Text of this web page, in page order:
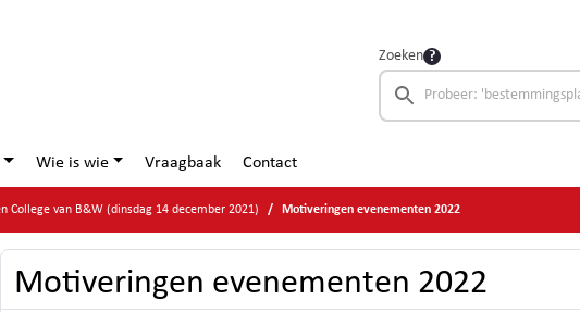
Zoeken
Wie is wie Vraagbaak Contact
College van B&W (dinsdag 14 december 2021) Motiveringen evenementen 2022
Motiveringen evenementen 2022